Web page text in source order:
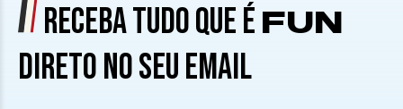
RECEBA TUDO QUE É FUN
DIRETO NO SEU EMAIL